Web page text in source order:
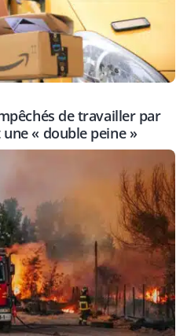
de travailler par
« double peine »